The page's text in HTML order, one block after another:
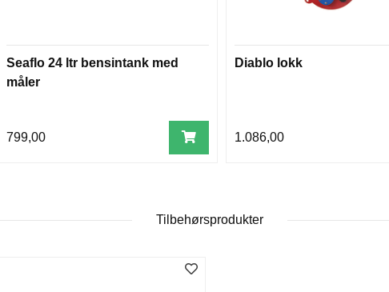
Seaflo 24 ltr bensintank med
måler
799,00
Diablo lokk
1.086,00
Tilbehørsprodukter